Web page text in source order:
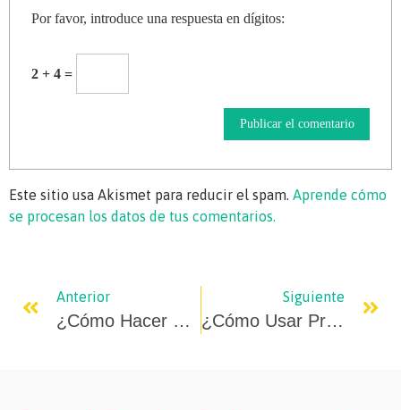
Por favor, introduce una respuesta en dígitos:
2 + 4 =
Este sitio usa Akismet para reducir el spam. Aprende cómo
se procesan los datos de tus comentarios.
Anterior
¿Cómo Hacer Crecer Tu Canal De YouTube?
Siguiente
¿Cómo Usar Productos Promocionales Para Hacer Branding?